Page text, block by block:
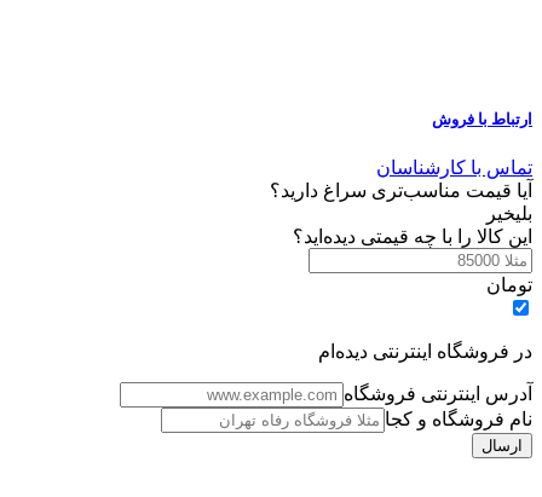
ارتباط با فروش
تماس با کارشناسان
آیا قیمت مناسب‌تری سراغ دارید؟
بلیخیر
این کالا را با چه قیمتی دیده‌اید؟
تومان
در فروشگاه اینترنتی دیده‌ام
آدرس اینترنتی فروشگاه
نام فروشگاه و کجا